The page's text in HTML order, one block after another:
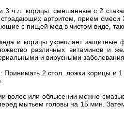
ч.л. корицы, смешанные с 2
артритом, прием
с пищей мед в чистом виде,
и корицы укрепляет защитные
различных витаминов и
и вирусными
2 стол. ложки корицы и 1
или облысении можно
мытьем головы на 15 мин.